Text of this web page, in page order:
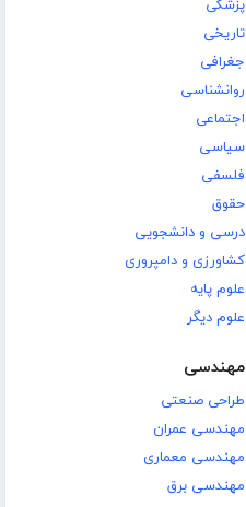
پزشکی
تاریخی
جغرافی
روانشناسی
اجتماعی
سیاسی
فلسفی
حقوق
درسی و دانشجویی
کشاورزی و دامپروری
علوم پایه
علوم دیگر
مهندسی
طراحی صنعتی
مهندسی عمران
مهندسی معماری
مهندسی برق